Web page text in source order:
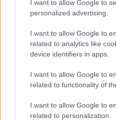
I want to allow Google to
personalized advertising.
I want to allow Google to
related to analytics like
device identifiers in apps.
I want to allow Google to
related to functionality of
I want to allow Google to
related to personalization.
Δείτε εδώ το
παρουσίαση του